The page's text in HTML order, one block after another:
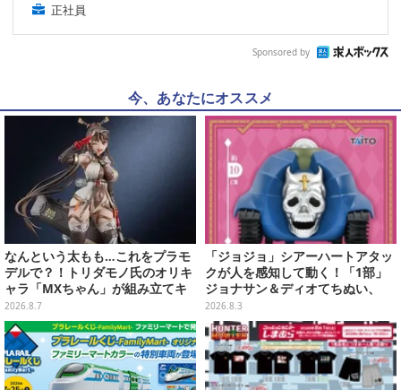
正社員
Sponsored by
今、あなたにオススメ
なんという太もも…これをプラモ
デルで？！トリダモノ氏のオリキ
ャラ「MXちゃん」が組み立てキ
ット化―持ってるケースはレール
ガンに変形
2026.8.7
「ジョジョ」シアーハートアタッ
クが人を感知して動く！「1部」
ジョナサン＆ディオてちぬい、
「3部」イギー＆クリームのなり
きり帽子が8月プライズ展開
2026.8.3